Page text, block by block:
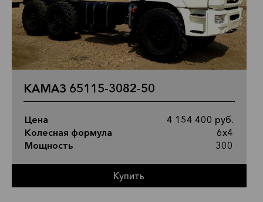
КАМАЗ 65115-3082-50
Цена
4 154 400 руб.
Колесная формула
6х4
Мощность
300
Купить